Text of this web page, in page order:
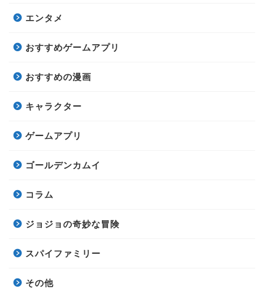
エンタメ
おすすめゲームアプリ
おすすめの漫画
キャラクター
ゲームアプリ
ゴールデンカムイ
コラム
ジョジョの奇妙な冒険
スパイファミリー
その他